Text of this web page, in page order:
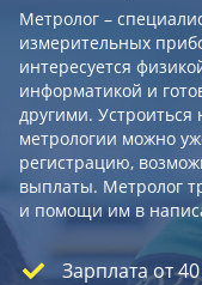
Метролог –
измерительных
интересуется
информатикой и
другими.
метрологии можно
регистрацию,
выплаты. Метролог
и помощи им в
Зарплата от